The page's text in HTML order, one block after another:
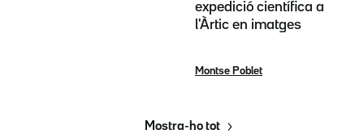
expedició científica a
l'Àrtic en imatges
Montse Poblet
Mostra-ho tot